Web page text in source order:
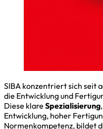
SIBA konzentriert sich seit
die Entwicklung und
Diese klare Spezialisierung
Entwicklung, hoher
Normenkompetenz, bildet